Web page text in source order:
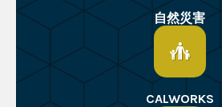
自然災害
CALWORKS